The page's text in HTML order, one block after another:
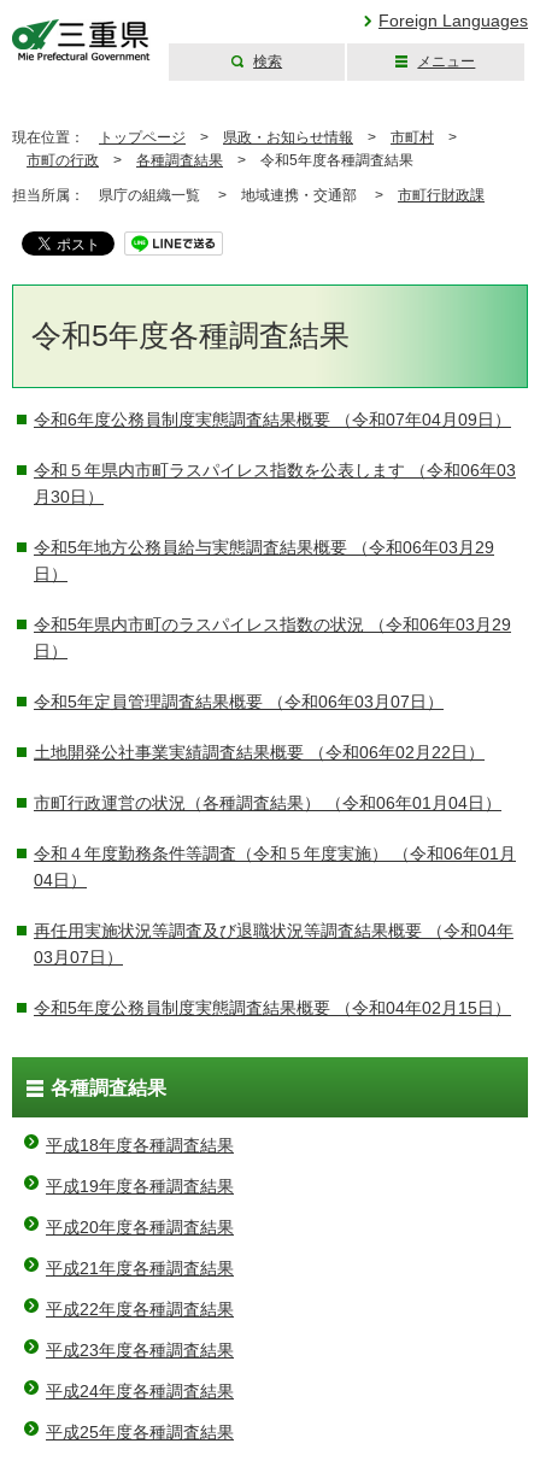
Foreign Languages
検索 メニュー
現在位置： トップページ > 県政・お知らせ情報 > 市町村 >
市町の行政 > 各種調査結果 > 令和5年度各種調査結果
担当所属： 県庁の組織一覧 > 地域連携・交通部 > 市町行財政課
令和5年度各種調査結果
令和6年度公務員制度実態調査結果概要 （令和07年04月09日）
令和５年県内市町ラスパイレス指数を公表します （令和06年03
月30日）
令和5年地方公務員給与実態調査結果概要 （令和06年03月29
日）
令和5年県内市町のラスパイレス指数の状況
（令和06年03月29
日）
令和5年定員管理調査結果概要 （令和06年03月07日）
土地開発公社事業実績調査結果概要 （令和06年02月22日）
市町行政運営の状況（各種調査結果） （令和06年01月04日）
令和４年度勤務条件等調査（令和５年度実施）
（令和06年01月
04日）
再任用実施状況等調査及び退職状況等調査結果概要 （令和04年
03月07日）
令和5年度公務員制度実態調査結果概要 （令和04年02月15日）
各種調査結果
平成18年度各種調査結果
平成19年度各種調査結果
平成20年度各種調査結果
平成21年度各種調査結果
平成22年度各種調査結果
平成23年度各種調査結果
平成24年度各種調査結果
平成25年度各種調査結果